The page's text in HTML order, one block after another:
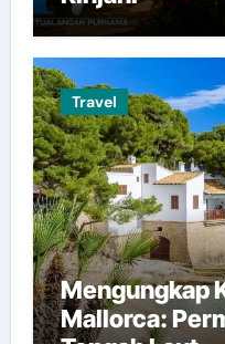
Travel
Mengungkap
Mallorca: